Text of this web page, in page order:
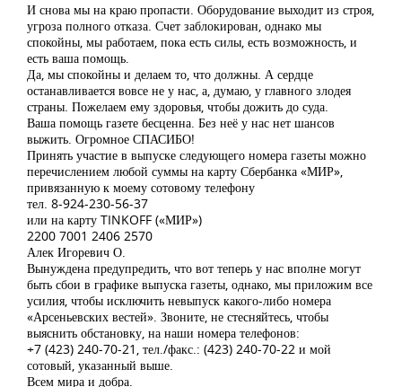
И снова мы на краю пропасти. Оборудование выходит из строя,
угроза полного отказа. Счет заблокирован, однако мы
спокойны, мы работаем, пока есть силы, есть возможность, и
есть ваша помощь.
Да, мы спокойны и делаем то, что должны. А сердце
останавливается вовсе не у нас, а, думаю, у главного злодея
страны. Пожелаем ему здоровья, чтобы дожить до суда.
Ваша помощь газете бесценна. Без неё у нас нет шансов
выжить. Огромное СПАСИБО!
Принять участие в выпуске следующего номера газеты можно
перечислением любой суммы на карту Сбербанка «МИР»,
привязанную к моему сотовому телефону
тел. 8-924-230-56-37
или на карту TINKOFF («МИР»)
2200 7001 2406 2570
Алек Игоревич О.
Вынуждена предупредить, что вот теперь у нас вполне могут
быть сбои в графике выпуска газеты, однако, мы приложим все
усилия, чтобы исключить невыпуск какого-либо номера
«Арсеньевских вестей». Звоните, не стесняйтесь, чтобы
выяснить обстановку, на наши номера телефонов:
+7 (423) 240-70-21, тел./факс.: (423) 240-70-22 и мой
сотовый, указанный выше.
Всем мира и добра.